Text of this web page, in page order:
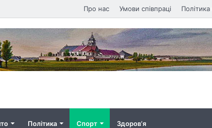
Про нас Умови співпраці Політика
Політика Спорт Здоров’я